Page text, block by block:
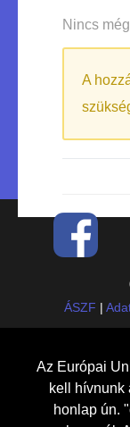
Az Európai
kell hívnunk
honlap ún.
Nincs
A
ÁSZF |
Etalon Group
Béla utca 14/A